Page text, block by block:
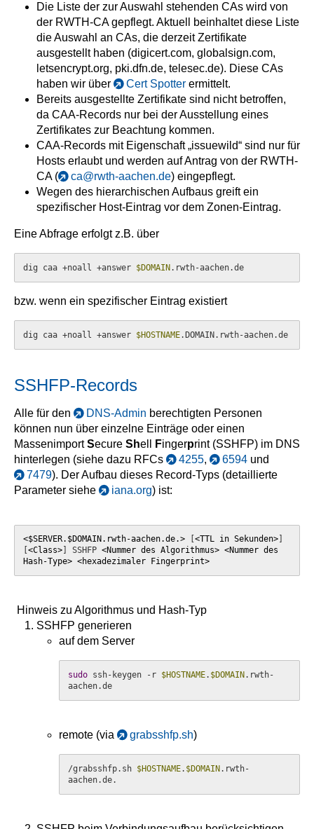
Die Liste der zur Auswahl stehenden CAs wird von
der RWTH-CA gepflegt. Aktuell beinhaltet diese Liste
die Auswahl an CAs, die derzeit Zertifikate
ausgestellt haben (digicert.com, globalsign.com,
letsencrypt.org, pki.dfn.de, telesec.de). Diese CAs
haben wir über
Cert Spotter ermittelt.
Bereits ausgestellte Zertifikate sind nicht betroffen,
da CAA-Records nur bei der Ausstellung eines
Zertifikates zur Beachtung kommen.
CAA-Records mit Eigenschaft „issuewild“ sind nur für
Hosts erlaubt und werden auf Antrag von der RWTH-
CA (
ca@rwth-aachen.de) eingepflegt.
Wegen des hierarchischen Aufbaus greift ein
spezifischer Host-Eintrag vor dem Zonen-Eintrag.
Eine Abfrage erfolgt z.B. über
dig caa +noall +answer $DOMAIN.rwth-aachen.de
bzw. wenn ein spezifischer Eintrag existiert
dig caa +noall +answer $HOSTNAME.DOMAIN.rwth-aachen.de
SSHFP-Records
Alle für den DNS-Admin berechtigten Personen
können nun über einzelne Einträge oder einen
MassenimportSecure Shell Fingerprint (SSHFP) im DNS
hinterlegen (siehe dazu RFCs
4255, 6594 und
7479). Der Aufbau dieses Record-Typs (detaillierte
Parameter siehe
iana.org) ist:
<$SERVER.$DOMAIN.rwth-aachen.de.> [ <TTL in Sekunden>]
<Class>] SSHFP <Nummer des Algorithmus> <Nummer des
Hash-Type> <hexadezimaler Fingerprint>
Hinweis zu Algorithmus und Hash-Typ
SSHFP generieren
auf dem Server
sudo ssh-keygen -r $HOSTNAME. $DOMAIN .rwth-
aachen.de
remote (via grabsshfp.sh)
/grabsshfp.sh $HOSTNAME. $DOMAIN .rwth-
aachen.de.